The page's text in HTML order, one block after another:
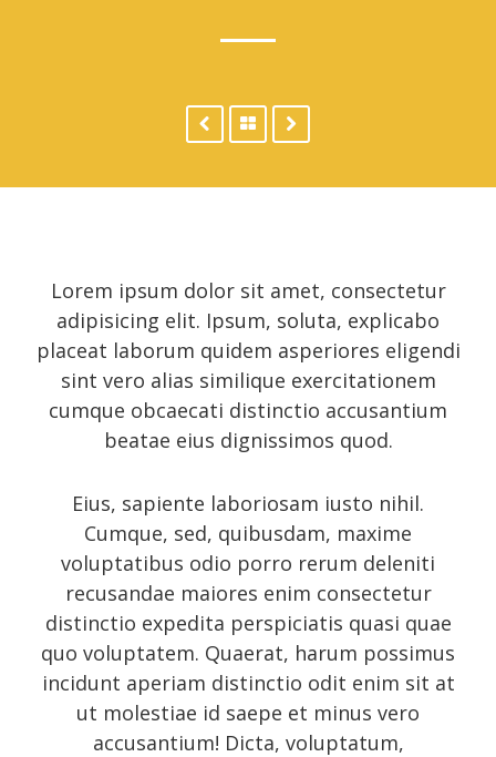
Recent Posts
UNIQUE BLOG STYLE!
Exquisite Clean Design
Jorg Theme
Fantastically cute theme
Archives
Lorem ipsum dolor sit amet, consectetur
adipisicing elit. Ipsum, soluta, explicabo
placeat laborum quidem asperiores eligendi
sint vero alias similique exercitationem
cumque obcaecati distinctio accusantium
beatae eius dignissimos quod.
Eius, sapiente laboriosam iusto nihil.
Cumque, sed, quibusdam, maxime
voluptatibus odio porro rerum deleniti
recusandae maiores enim consectetur
distinctio expedita perspiciatis quasi quae
quo voluptatem. Quaerat, harum possimus
incidunt aperiam distinctio odit enim sit at
ut molestiae id saepe et minus vero
accusantium! Dicta, voluptatum,